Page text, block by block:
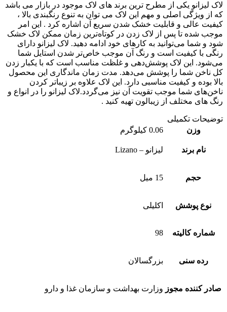
لیزانو یکی از مطرح ترین برند های لاک موجود در بازار می باشد
ویژگی اصلی و مهم این لاک می توان به تنوع رنگبندی بالا ،
عالی و قابلیت خشک شدن سریع آن اشاره کرد . این امر
شده تا پس از لاک زدن در کوتاه‌ترین زمان ممکن لاک خشک
و شما می‌توانید به کارهای خود ادامه دهید. لاک لیزانو دارای
با کیفیت است و رنگ آن موجب خاص‌تر شدن استایل شما
این لاک پوشش‌دهی و غلظت مناسب است که با یکبار زدن
ناخن شما را پوشش می‌دهد. مدت زمان ماندگاری این محصول
بوده و کیفیت مناسبی دارد. این لاک علاوه بر زیباتر کردن
شما موجب تقویت آن نیز می‌گردد.لاک لیزانو را در انواع و
های مختلف از زیبالون تهیه کنید .
تکمیلی
وزن
0.06 کیلوگرم
نام برند لیزانو – Lizano
حجم
نوع پوشش اکلیلی
کالیته 98
رده سنی بزرگسالان
کننده مجوز وزارت بهداشت و سازمان غذا و دارو